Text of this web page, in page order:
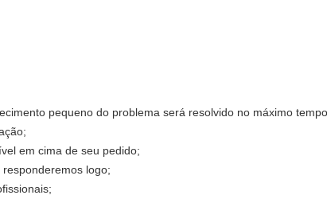
pequeno do problema será resolvido no máximo
em cima de seu pedido;
logo;